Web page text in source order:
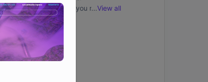
Travel back in time till you reach the Stone
Age, then hunt, craft, and survive until you
reach the Bronze and Iron Ages with your
colony.
It has Play-to-Earn features, which allow users
to earn NFTs and tokens by playing the game.
...View all
Comunidad